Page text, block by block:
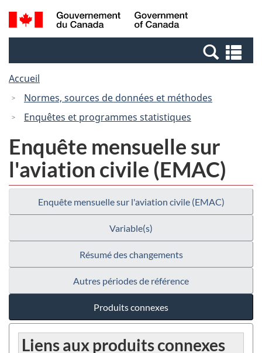
Passer
au
Passer
à
Canada
Recherche
et
et
Accueil
Normes, sources de données et méthodes
Enquêtes et programmes statistiques
Enquête mensuelle sur
l'aviation civile (EMAC)
Enquête mensuelle sur l'aviation civile (EMAC)
Variable(s)
Résumé des changements
Autres périodes de référence
Produits connexes
Liens aux produits connexes